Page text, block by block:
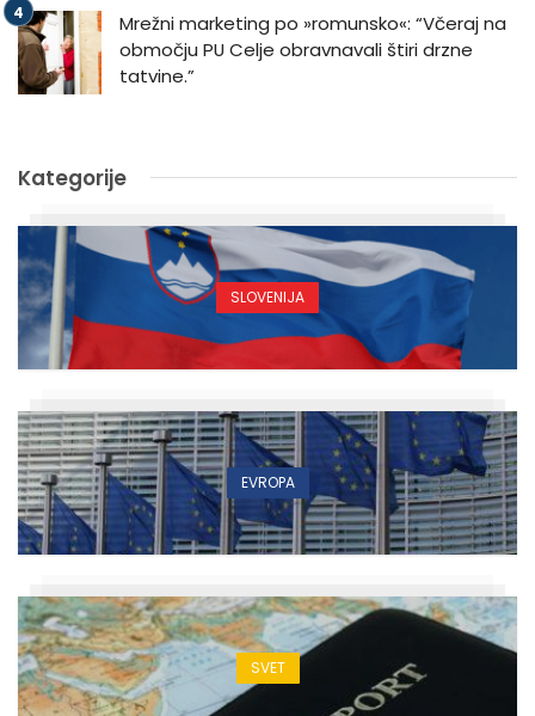
Mrežni marketing po »romunsko«: “Včeraj na
območju PU Celje obravnavali štiri drzne
tatvine.”
Kategorije
SLOVENIJA
EVROPA
SVET